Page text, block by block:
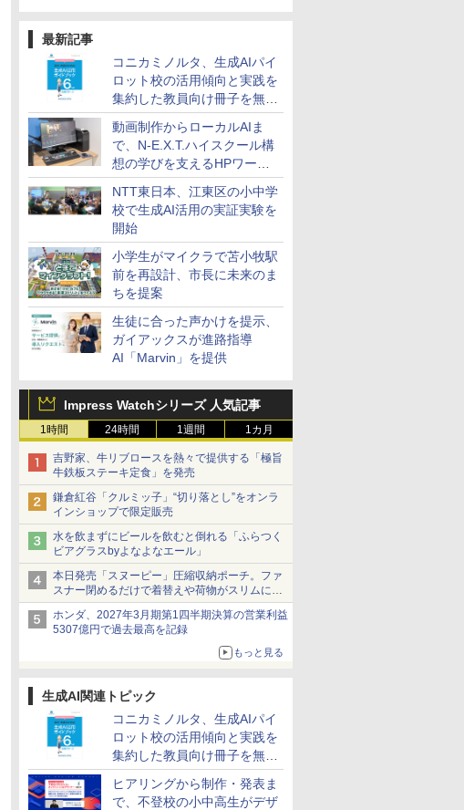
最新記事
コニカミノルタ、生成AIパイ
ロット校の活用傾向と実践を
集約した教員向け冊子を無料
公開
動画制作からローカルAIま
で、N-E.X.T.ハイスクール構
想の学びを支えるHPワーク
ステーション
NTT東日本、江東区の小中学
校で生成AI活用の実証実験を
開始
小学生がマイクラで苫小牧駅
前を再設計、市長に未来のま
ちを提案
生徒に合った声かけを提示、
ガイアックスが進路指導
AI「Marvin」を提供
Impress Watchシリーズ 人気記事
1時間 24時間 1週間 1カ月
吉野家、牛リブロースを熱々で提供する「極旨
牛鉄板ステーキ定食」を発売
鎌倉紅谷「クルミッ子」“切り落とし”をオンラ
インショップで限定販売
水を飲まずにビールを飲むと倒れる「ふらつく
ビアグラスbyよなよなエール」
本日発売「スヌーピー」圧縮収納ポーチ。ファ
スナー閉めるだけで着替えや荷物がスリムにま
とまる
ホンダ、2027年3月期第1四半期決算の営業利益
5307億円で過去最高を記録
もっと見る
生成AI関連トピック
コニカミノルタ、生成AIパイ
ロット校の活用傾向と実践を
集約した教員向け冊子を無料
公開
ヒアリングから制作・発表ま
で、不登校の小中高生がデザ